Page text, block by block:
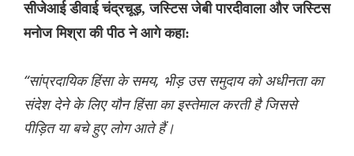
सीजेआई डीवाई चंद्रचूड़, जस्टिस जेबी पारदीवाला और जस्टिस
मनोज मिश्रा की पीठ ने आगे कहा:
“सांप्रदायिक हिंसा के समय, भीड़ उस समुदाय को अधीनता का
संदेश देने के लिए यौन हिंसा का इस्तेमाल करती है जिससे
पीड़ित या बचे हुए लोग आते हैं।